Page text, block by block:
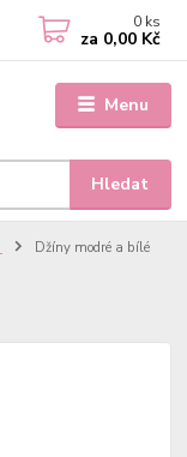
Menu
Hledat
0 ks
za 0,00 Kč
Džíny modré a bílé